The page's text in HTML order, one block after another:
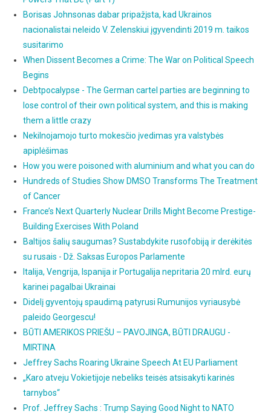
Borisas Johnsonas dabar pripažįsta, kad Ukrainos
nacionalistai neleido V. Zelenskiui įgyvendinti 2019 m. taikos
susitarimo
When Dissent Becomes a Crime: The War on Political Speech
Begins
Debtpocalypse - The German cartel parties are beginning to
lose control of their own political system, and this is making
them a little crazy
Nekilnojamojo turto mokesčio įvedimas yra valstybės
apiplėšimas
How you were poisoned with aluminium and what you can do
Hundreds of Studies Show DMSO Transforms The Treatment
of Cancer
France’s Next Quarterly Nuclear Drills Might Become Prestige-
Building Exercises With Poland
Baltijos šalių saugumas? Sustabdykite rusofobiją ir derėkitės
su rusais - Dž. Saksas Europos Parlamente
Italija, Vengrija, Ispanija ir Portugalija nepritaria 20 mlrd. eurų
karinei pagalbai Ukrainai
Didelį gyventojų spaudimą patyrusi Rumunijos vyriausybė
paleido Georgescu!
BŪTI AMERIKOS PRIEŠU – PAVOJINGA, BŪTI DRAUGU -
MIRTINA
Jeffrey Sachs Roaring Ukraine Speech At EU Parliament
„Karo atveju Vokietijoje nebeliks teisės atsisakyti karinės
tarnybos“
Prof. Jeffrey Sachs : Trump Saying Good Night to NATO